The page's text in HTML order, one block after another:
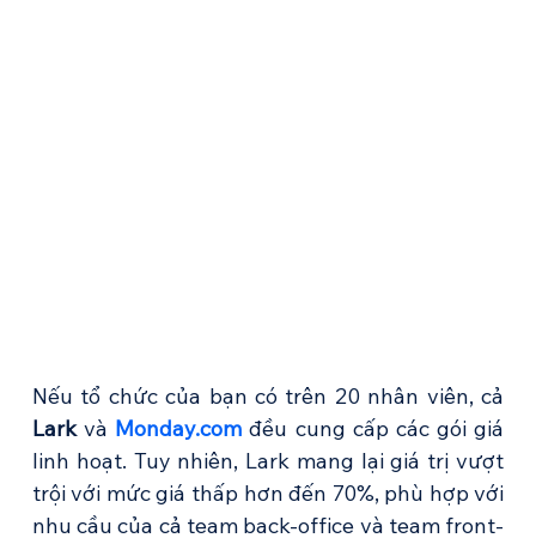
Lark và Monday.com đều cung cấp các gói giá
linh hoạt. Tuy nhiên, Lark mang lại giá trị vượt
trội với mức giá thấp hơn đến 70%, phù hợp với
nhu cầu của cả team back-office và team front-